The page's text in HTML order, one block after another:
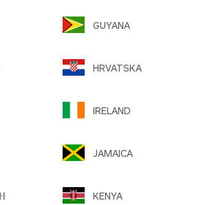
GUYANA
HRVATSKA
IRELAND
JAMAICA
KENYA